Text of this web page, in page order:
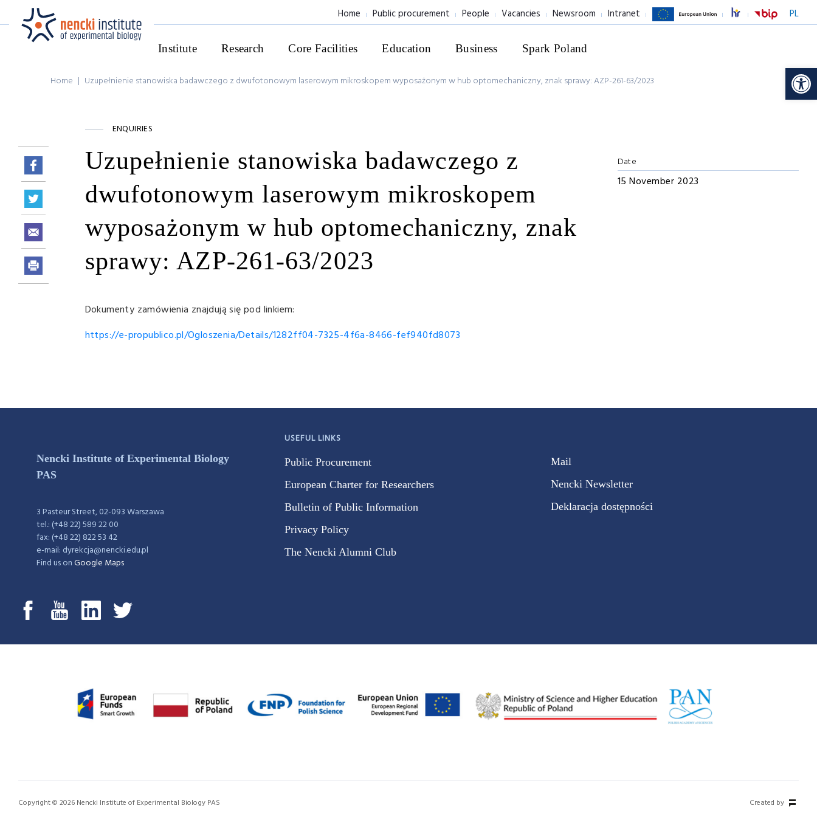
PL
Home Public procurement People Vacancies Newsroom Intranet
Institute Research Core Facilities Education Business Spark Poland
Home | Uzupełnienie stanowiska badawczego z dwufotonowym laserowym mikroskopem wyposażonym w hub optomechaniczny, znak sprawy: AZP-261-63/2023
ENQUIRIES
Uzupełnienie stanowiska badawczego z
dwufotonowym laserowym mikroskopem
wyposażonym w hub optomechaniczny, znak
sprawy: AZP-261-63/2023
Dokumenty zamówienia znajdują się pod linkiem:
https://e-propublico.pl/Ogloszenia/Details/1282ff04-7325-4f6a-8466-fef940fd8073
Date
15 November 2023
Nencki Institute of Experimental Biology
PAS
3 Pasteur Street, 02-093 Warszawa
tel.: (+48 22) 589 22 00
fax: (+48 22) 822 53 42
e-mail: dyrekcja@nencki.edu.pl
Find us onGoogle Maps
USEFUL LINKS
Public Procurement
European Charter for Researchers
Bulletin of Public Information
Privacy Policy
The Nencki Alumni Club
Mail
Nencki Newsletter
Deklaracja dostępności
Copyright © 2026 Nencki Institute of Experimental Biology PAS Created by